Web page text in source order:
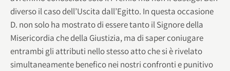
diverso il caso dell’Uscita dall’Egitto. In questa occasione
D. non solo ha mostrato di essere tanto il Signore della
Misericordia che della Giustizia, ma di saper coniugare
entrambi gli attributi nello stesso atto che si è rivelato
simultaneamente benefico nei nostri confronti e punitivo